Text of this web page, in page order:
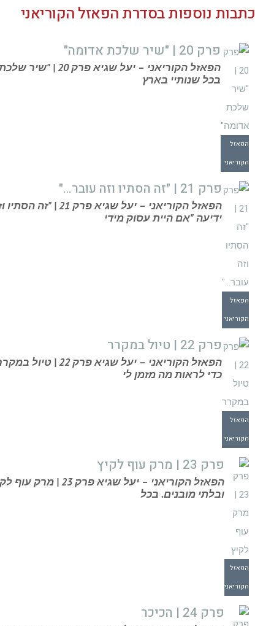
כתבות נוספות בסדרת הפאזל הקוריאני
הפאזל
הקוריאני
פרק 20 | "שיר שלכת אדומה"
הפאזל הקוריאני
בכל שנותיי בארץ
הפאזל
הקוריאני
פרק 21 | "זה הסתיו וזה עובר…"
הפאזל הקוריאני –
ידיעה "אם היית עסוק מידי
הפאזל
הקוריאני
פרק 22 | טיול במקרר
הפאזל הקוריאני –
כדי לראות מה מזמן לי
הפאזל
הקוריאני
פרק 23 | מרק עוף לקיץ
הפאזל הקוריאני –
ובלתי מובנים. בכל
פרק 24 | הכיכר